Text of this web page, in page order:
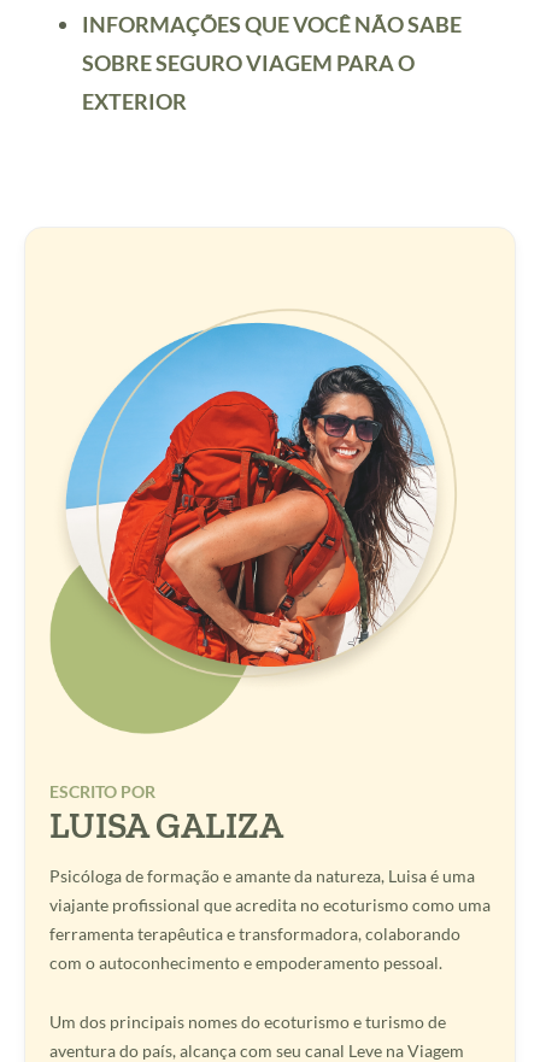
INFORMAÇÕES QUE VOCÊ NÃO SABE
SOBRE SEGURO VIAGEM PARA O
EXTERIOR
ESCRITO POR
LUISA GALIZA
Psicóloga de formação e amante da natureza, Luisa é uma
viajante profissional que acredita no ecoturismo como uma
ferramenta terapêutica e transformadora, colaborando
com o autoconhecimento e empoderamento pessoal.
Um dos principais nomes do ecoturismo e turismo de
aventura do país, alcança com seu canal Leve na Viagem